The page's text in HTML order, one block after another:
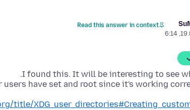
Read this answer in context
users have set and root since it's working
title/